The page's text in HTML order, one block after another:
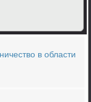
в области